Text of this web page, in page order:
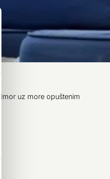
uz more opuštenim